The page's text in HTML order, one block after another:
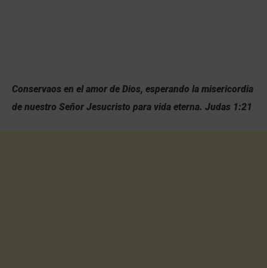
Conservaos en el amor de Dios, esperando la misericordia
de nuestro Señor Jesucristo para vida eterna. Judas 1:21